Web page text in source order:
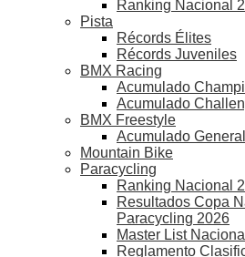
Ranking Nacional
Pista
Récords Élites
Récords Juveniles
BMX Racing
Acumulado
Acumulado
BMX Freestyle
Acumulado
Mountain Bike
Paracycling
Ranking Nacional
Resultados Copa
Paracycling 2026
Master List
Reglamento